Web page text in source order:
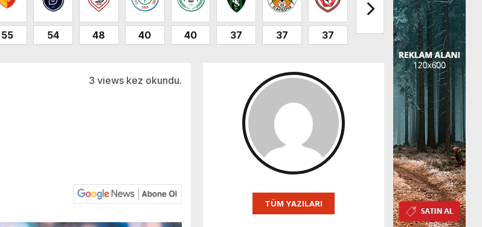
55 54 48 40 40 37 37 37 32 32 31
3 views kez okundu.
TÜM YAZILARI